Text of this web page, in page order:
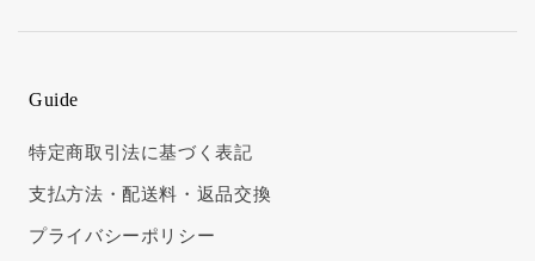
Guide
特定商取引法に基づく表記
支払方法・配送料・返品交換
プライバシーポリシー